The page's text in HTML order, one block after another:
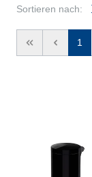
Sortieren nach:
<< < 1